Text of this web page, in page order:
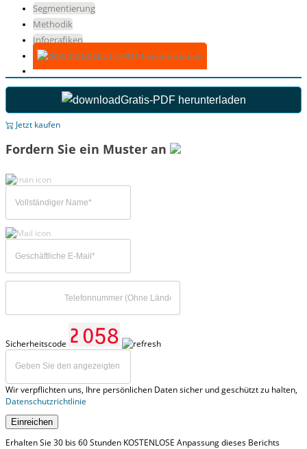
Segmentierung
Methodik
Infografiken
Gratis-PDF herunterladen
Gratis-PDF herunterladen
Jetzt kaufen
Fordern Sie ein Muster an
Sicherheitscode
Wir verpflichten uns, Ihre persönlichen Daten sicher und geschützt zu halten,
Datenschutzrichtlinie
Einreichen
Erhalten Sie 30 bis 60 Stunden KOSTENLOSE Anpassung dieses Berichts